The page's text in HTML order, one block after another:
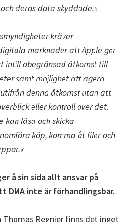
deras data skyddade.«
kräver
marknader att Apple ger
intill obegränsad åtkomst till
samt möjlighet att agera
denna åtkomst utan att
eller kontroll över det.
kan läsa och skicka
köp, komma åt filer och
å sin sida allt ansvar på
DMA inte är förhandlingsbar.
Thomas Regnier finns det inget